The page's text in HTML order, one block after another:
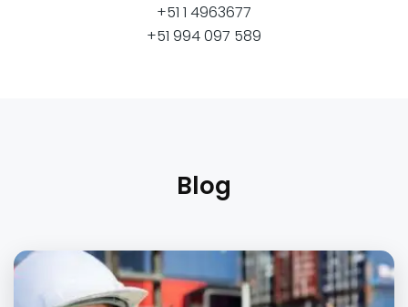
+51 1 4963677
+51 994 097 589
Blog